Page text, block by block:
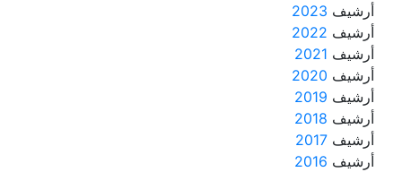
أرشيف 2023
أرشيف 2022
أرشيف 2021
أرشيف 2020
أرشيف 2019
أرشيف 2018
أرشيف 2017
أرشيف 2016